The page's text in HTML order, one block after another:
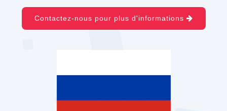
Contactez-nous pour plus d'informations